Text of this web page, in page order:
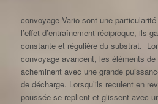
convoyage Vario sont une
l’effet d’entraînement réciproque, ils
constante et régulière du substrat.
convoyage avancent, les éléments
acheminent avec une grande
de décharge. Lorsqu’ils reculent en
poussée se replient et glissent avec